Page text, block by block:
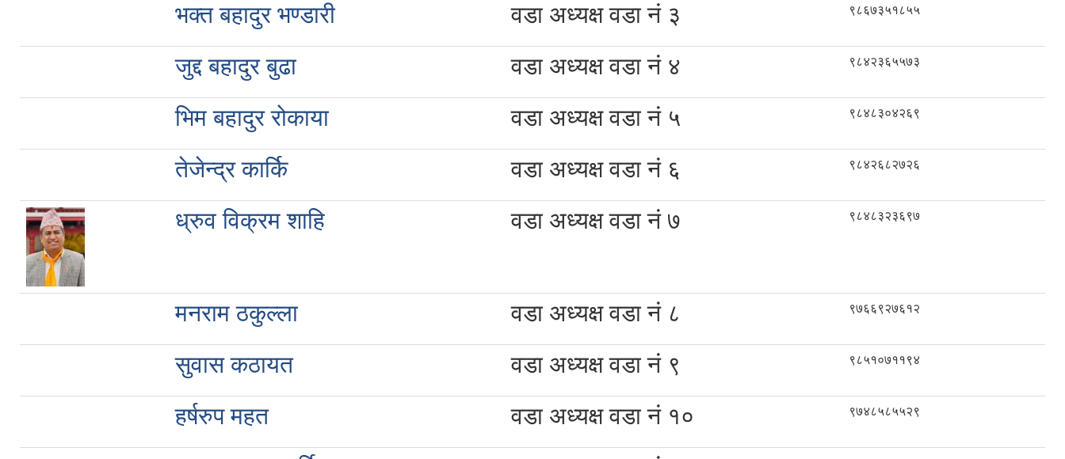
भक्त बहादुर भण्डारी वडा अध्यक्ष वडा नं ३ ९८६७३५१८५५
जुद्द बहादुर बुढा वडा अध्यक्ष वडा नं ४ ९८४२३६५५७३
भिम बहादुर रोकाया वडा अध्यक्ष वडा नं ५ ९८४८३०४२६९
तेजेन्द्र कार्कि वडा अध्यक्ष वडा नं ६ ९८४२६८२७२६
ध्रुव विक्रम शाहि वडा अध्यक्ष वडा नं ७ ९८४८३२३६९७
मनराम ठकुल्ला वडा अध्यक्ष वडा नं ८ ९७६६९२७६१२
सुवास कठायत वडा अध्यक्ष वडा नं ९ ९८५१०७११९४
हर्षरुप महत वडा अध्यक्ष वडा नं १० ९७४८५८५५२९